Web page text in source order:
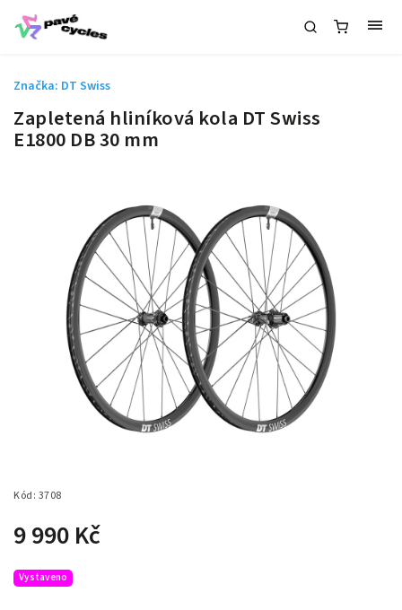
Zapletená hliníková kola DT Swiss
E1800 DB 30 mm
Kód: 3708
9 990 Kč
Vystaveno
Značka: DT Swiss